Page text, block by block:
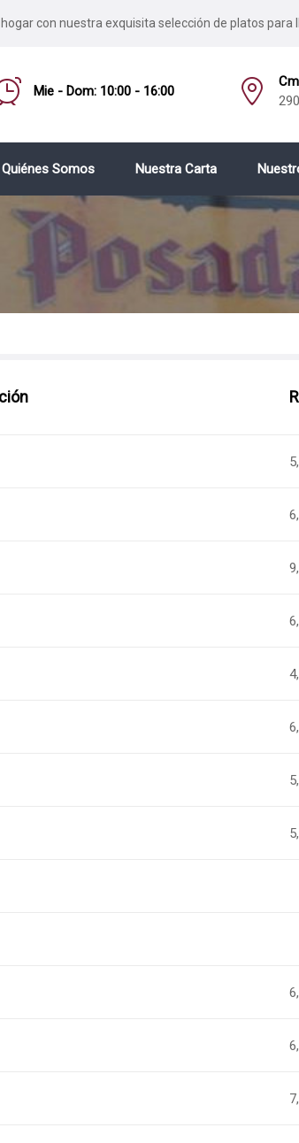
con nuestra exquisita selección de platos para
Mie - Dom: 10:00 - 16:00
Quiénes Somos Nuestra Carta